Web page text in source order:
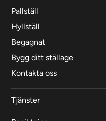
Pallställ
Hyllställ
Begagnat
Bygg ditt ställage
Kontakta oss
Tjänster